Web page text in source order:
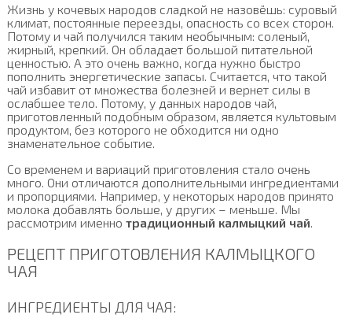
Жизнь у кочевых народов сладкой не назовёшь: суровый
климат, постоянные переезды, опасность со всех сторон.
Потому и чай получился таким необычным: соленый,
жирный, крепкий. Он обладает большой питательной
ценностью. А это очень важно, когда нужно быстро
пополнить энергетические запасы. Считается, что такой
чай избавит от множества болезней и вернет силы в
ослабшее тело. Потому, у данных народов чай,
приготовленный подобным образом, является культовым
продуктом, без которого не обходится ни одно
знаменательное событие.
Со временем и вариаций приготовления стало очень
много. Они отличаются дополнительными ингредиентами
и пропорциями. Например, у некоторых народов принято
молока добавлять больше, у других – меньше. Мы
рассмотрим именно традиционный калмыцкий чай
РЕЦЕПТ ПРИГОТОВЛЕНИЯ КАЛМЫЦКОГО
ЧАЯ
ИНГРЕДИЕНТЫ ДЛЯ ЧАЯ: